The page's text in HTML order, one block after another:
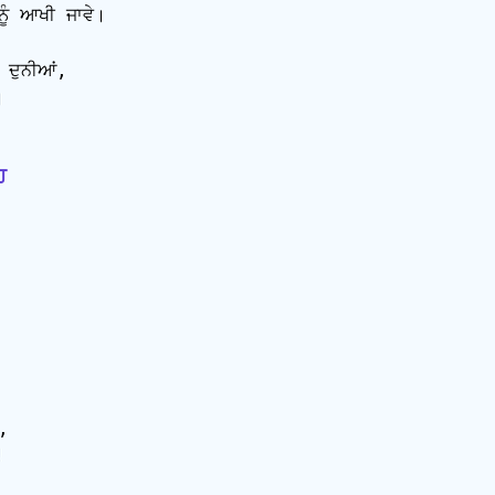
ਜਾਵੇ।
ਦੁਨੀਆਂ,